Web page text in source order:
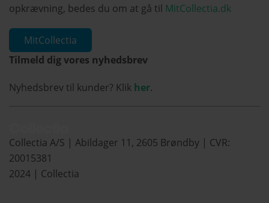
opkrævning, bedes du om at gå til MitCollectia.dk
MitCollectia
Tilmeld dig vores nyhedsbrev
Nyhedsbrev til kunder? Klik her.
Collectia A/S | Abildager 11, 2605 Brøndby | CVR:
20015381
2024 | Collectia